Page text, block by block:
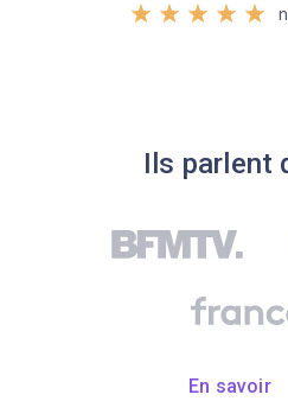
En savoir plus
Ils parlent
En savoir